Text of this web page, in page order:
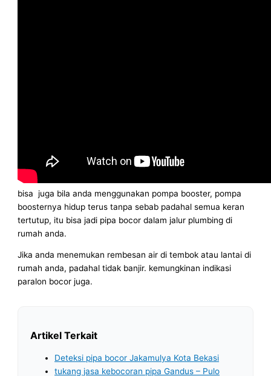
bisa juga bila anda menggunakan pompa booster, pompa
boosternya hidup terus tanpa sebab padahal semua keran
tertutup, itu bisa jadi pipa bocor dalam jalur plumbing di
rumah anda.
Jika anda menemukan rembesan air di tembok atau lantai di
rumah anda, padahal tidak banjir. kemungkinan indikasi
paralon bocor juga.
Artikel Terkait
Deteksi pipa bocor Jakamulya Kota Bekasi
tukang jasa kebocoran pipa Gandus – Pulo